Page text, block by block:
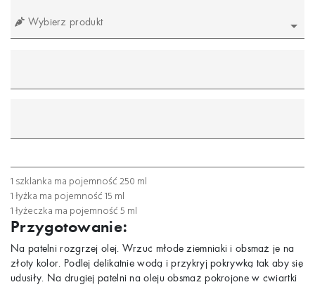
Wybierz produkt
łyżeczka łyżka szklanka
1 szklanka ma pojemność 250 ml
1 łyżka ma pojemność 15 ml
1 łyżeczka ma pojemność 5 ml
Przygotowanie:
Na patelni rozgrzej olej. Wrzuć młode ziemniaki i obsmaż je na
złoty kolor. Podlej delikatnie wodą i przykryj pokrywką tak aby się
udusiły. Na drugiej patelni na oleju obsmaż pokrojone w ćwiartki